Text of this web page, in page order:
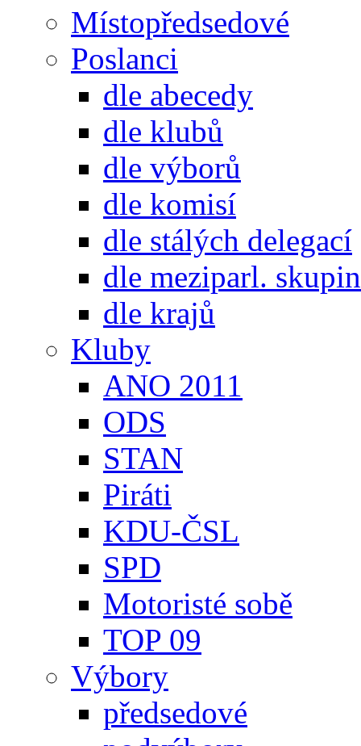
Místopředsedové
Poslanci
dle abecedy
dle klubů
dle výborů
dle komisí
dle stálých delegací
dle meziparl. skupin
dle krajů
Kluby
ANO 2011
ODS
STAN
Piráti
KDU-ČSL
SPD
Motoristé sobě
TOP 09
Výbory
předsedové